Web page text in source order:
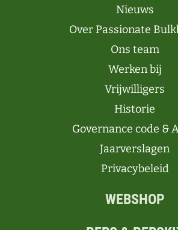
Nieuws
Over Passionate
Ons team
Werken bij
Vrijwilligers
Historie
Governance code &
Jaarverslagen
Privacybeleid
WEBSHOP